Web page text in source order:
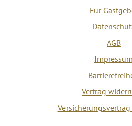
Für
AGB
Impressum
Vertrag